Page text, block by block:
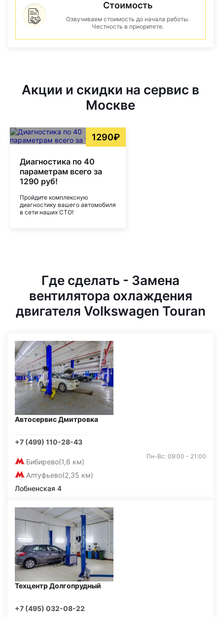
Стоимость
Озвучиваем стоимость до начала работы.
Честность в приоритете.
Акции и скидки на сервис в
Москве
1290₽
Диагностика по 40
параметрам всего за
1290 руб!
Пройдите комплексную
диагностику вашего автомобиля
в сети наших СТО!
Где сделать - Замена
вентилятора охлаждения
двигателя Volkswagen Touran
Автосервис Дмитровка
+7 (499) 110-28-43
Бибирево(1,6 км)
Алтуфьево(2,35 км)
Пн-Вс: 09:00 - 21:00
Лобненская 4
Техцентр Долгопрудный
+7 (495) 032-08-22